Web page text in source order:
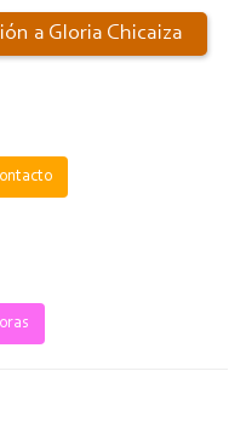
a Gloria Chicaiza